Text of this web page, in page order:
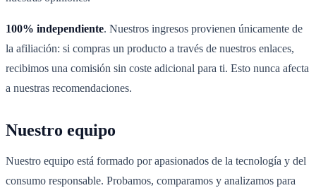
100% independiente. Nuestros ingresos provienen únicamente de
la afiliación: si compras un producto a través de nuestros enlaces,
recibimos una comisión sin coste adicional para ti. Esto nunca afecta
a nuestras recomendaciones.
Nuestro equipo
Nuestro equipo está formado por apasionados de la tecnología y del
consumo responsable. Probamos, comparamos y analizamos para